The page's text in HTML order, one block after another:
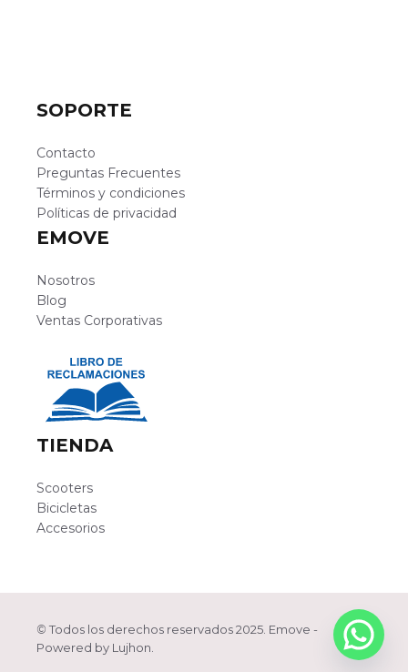
SOPORTE
Contacto
Preguntas Frecuentes
Términos y condiciones
Políticas de privacidad
EMOVE
Nosotros
Blog
Ventas Corporativas
TIENDA
Scooters
Bicicletas
Accesorios
© Todos los derechos reservados 2025. Emove -
Powered by Lujhon